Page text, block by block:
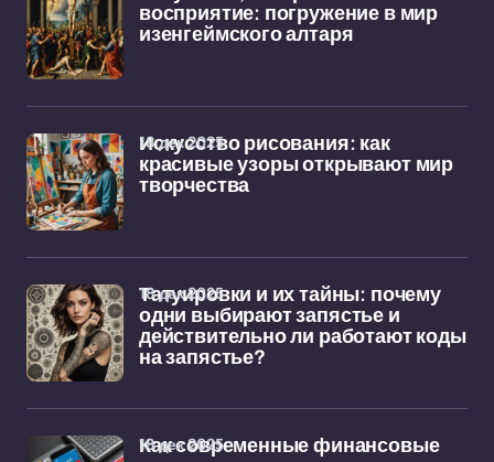
восприятие: погружение в мир
изенгеймского алтаря
Искусство рисования: как
красивые узоры открывают мир
творчества
18 дек 2025
Татуировки и их тайны: почему
одни выбирают запястье и
действительно ли работают коды
на запястье?
18 дек 2025
Как современные финансовые
18 дек 2025